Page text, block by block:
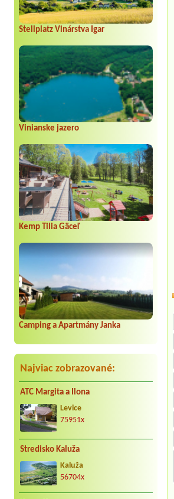
Stellplatz Vinárstva Igar
Vinianske jazero
Kemp Tilia Gäceľ
Camping a Apartmány Janka
Najviac zobrazované:
ATC Margita a Ilona
Levice
75951x
Stredisko Kaluža
Kaluža
56704x